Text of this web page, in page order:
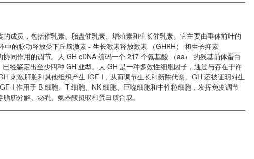
成员，包括催乳素、胎盘催乳素、增殖素和生长催乳素。它主要由垂体前叶的
的脉动释放受下丘脑激素 - 生长激素释放激素 （GHRH） 和生长抑素
协同作用的调节。人 GH cDNA 编码一个 217 个氨基酸 （aa） 的残基前体蛋白
经鉴定出至少四种 GH 亚型。人 GH 是一种多效性细胞因子，通过与存在于许
刺激肝脏和其他组织产生 IGF-I，从而调节生长和新陈代谢。GH 还被证明对生
I 作用于 B 细胞、T 细胞、NK 细胞、巨噬细胞和中性粒细胞，发挥免疫调节
肪分解、泌乳、氨基酸摄取和蛋白质合成。